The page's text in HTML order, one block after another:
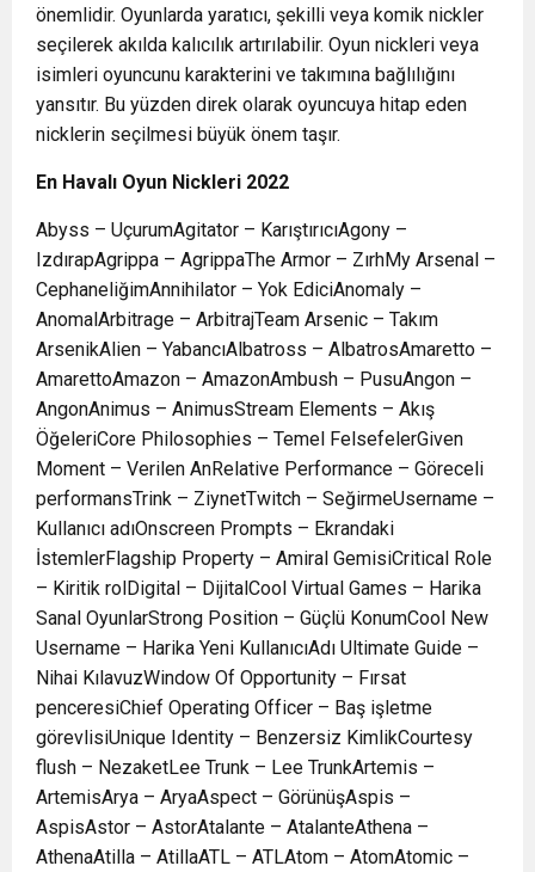
önemlidir. Oyunlarda yaratıcı, şekilli veya komik nickler
seçilerek akılda kalıcılık artırılabilir. Oyun nickleri veya
isimleri oyuncunu karakterini ve takımına bağlılığını
yansıtır. Bu yüzden direk olarak oyuncuya hitap eden
nicklerin seçilmesi büyük önem taşır.
En Havalı Oyun Nickleri 2022
Abyss – UçurumAgitator – KarıştırıcıAgony –
IzdırapAgrippa – AgrippaThe Armor – ZırhMy Arsenal –
CephaneliğimAnnihilator – Yok EdiciAnomaly –
AnomalArbitrage – ArbitrajTeam Arsenic – Takım
ArsenikAlien – YabancıAlbatross – AlbatrosAmaretto –
AmarettoAmazon – AmazonAmbush – PusuAngon –
AngonAnimus – AnimusStream Elements – Akış
ÖğeleriCore Philosophies – Temel FelsefelerGiven
Moment – Verilen AnRelative Performance – Göreceli
performansTrink – ZiynetTwitch – SeğirmeUsername –
Kullanıcı adıOnscreen Prompts – Ekrandaki
İstemlerFlagship Property – Amiral GemisiCritical Role
– Kiritik rolDigital – DijitalCool Virtual Games – Harika
Sanal OyunlarStrong Position – Güçlü KonumCool New
Username – Harika Yeni KullanıcıAdı Ultimate Guide –
Nihai KılavuzWindow Of Opportunity – Fırsat
penceresiChief Operating Officer – Baş işletme
görevlisiUnique Identity – Benzersiz KimlikCourtesy
flush – NezaketLee Trunk – Lee TrunkArtemis –
ArtemisArya – AryaAspect – GörünüşAspis –
AspisAstor – AstorAtalante – AtalanteAthena –
AthenaAtilla – AtillaATL – ATLAtom – AtomAtomic –